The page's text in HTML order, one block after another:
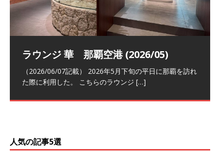
祝！日本航空・マリオットの戦略パー
トナーシップによるFOP無料付与とス
テイタスマッチ
ラウンジ 華 那覇空港 (2026/05)
（2026/06/07記載） 2026年5月下旬の平日に那覇を訪れ
た際に利用した。 こちらのラウンジ […]
The Coral Executive Lounge スワ
ンナプーム国際空港国内線ラウンジ
(2026/01)
日本航空 羽田空港国際線ファースト
クラスラウンジ (2026/01)
（2026/03/18記載） 2026年1月、毎年恒例の新年の羽田
バンコクエアウェイズ スワンナプー
ム国際空港国内線ラウンジ (2026/01)
（2026/03/13記載） 2026年1月上旬にバンコク経由でチ
人気の記事5選